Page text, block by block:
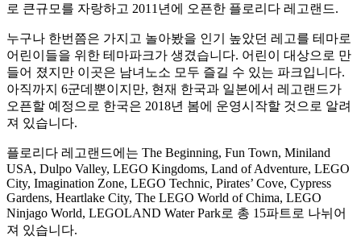
로 큰규모를 자랑하고 2011년에 오픈한 플로리다 레고랜드.
누구나 한번쯤은 가지고 놀아봤을 인기 높았던 레고를 테마로
어린이들을 위한 테마파크가 생겼습니다. 어린이 대상으로 만
들어 졌지만 이곳은 남녀노소 모두 즐길 수 있는 파크입니다.
아직까지 6군데뿐이지만, 현재 한국과 일본에서 레고랜드가
오픈할 예정으로 한국은 2018년 봄에 운영시작할 것으로 알려
져 있습니다.
플로리다 레고랜드에는 The Beginning, Fun Town, Miniland
USA, Dulpo Valley, LEGO Kingdoms, Land of Adventure, LEGO
City, Imagination Zone, LEGO Technic, Pirates’ Cove, Cypress
Gardens, Heartlake City, The LEGO World of Chima, LEGO
Ninjago World, LEGOLAND Water Park로 총 15파트로 나뉘어
져 있습니다.